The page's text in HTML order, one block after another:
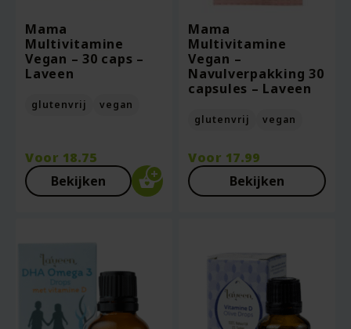
Mama
Multivitamine
Vegan – 30 caps –
Laveen
glutenvrij vegan
Voor 18.75
Bekijken
Mama
Multivitamine
Vegan –
Navulverpakking 30
capsules – Laveen
glutenvrij vegan
Voor 17.99
Bekijken